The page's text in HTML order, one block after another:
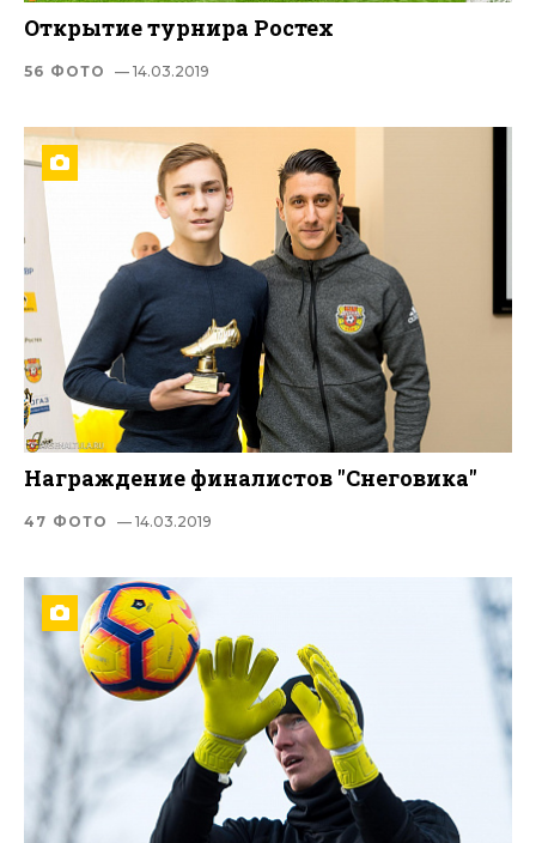
Открытие турнира Ростех
56 ФОТО — 14.03.2019
Награждение финалистов "Снеговика"
47 ФОТО — 14.03.2019